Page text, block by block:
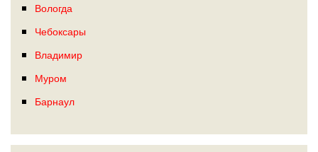
Вологда
Чебоксары
Владимир
Муром
Барнаул